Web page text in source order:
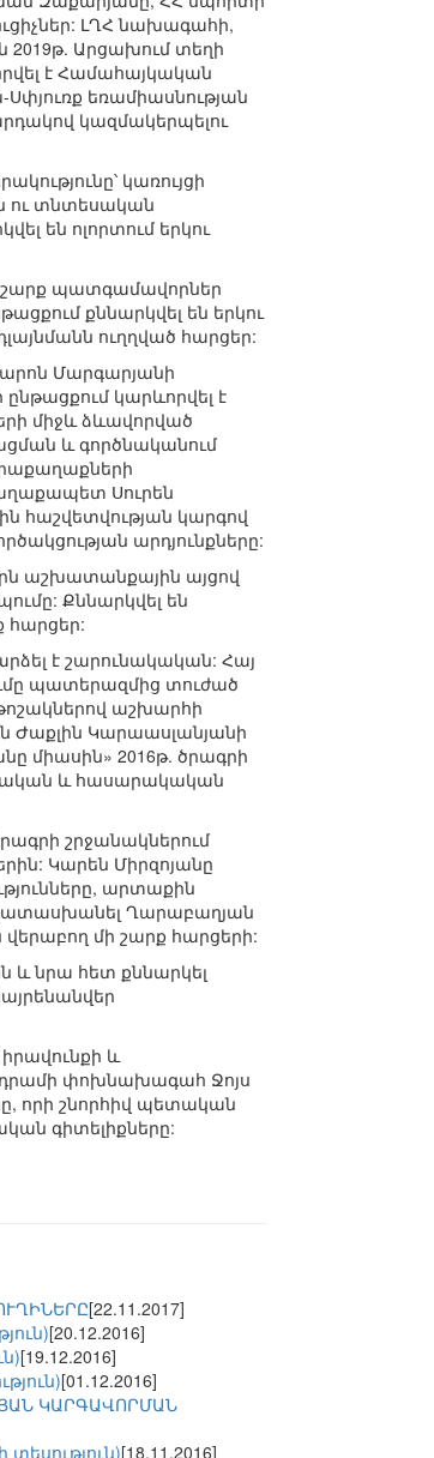
ԼՂՀ նախագահի,
2019թ. Արցախում տեղի
է Համահայկական
եռամիասնության
կազմակերպելու
կառույցի
ու տնտեսական
են ոլորտում երկու
շարք պատգամավորներ
քննարկվել են երկու
ուղղված հարցեր:
Մարգարյանի
կարևորվել է
միջև ձևավորված
և գործնականում
Սուրեն
հաշվետվության կարգով
արդյունքները:
աշխատանքային այցով
Քննարկվել են
հարցեր:
է շարունակական: Հայ
պատերազմից տուժած
աշխարհի
Ժաքլին Կարաասլանյանի
միասին» 2016թ. ծրագրի
և հասարակական
շրջանակներում
Կարեն Միրզոյանը
արտաքին
պատասխանել Ղարաբաղյան
մի շարք հարցերի:
և նրա հետ քննարկել
և
փոխնախագահ Ջոյս
որի շնորհիվ պետական
գիտելիքները:
[22.11.2017]
[20.12.2016]
[19.12.2016]
[01.12.2016]
ԿԱՐԳԱՎՈՐՄԱՆ
[18.11.2016]